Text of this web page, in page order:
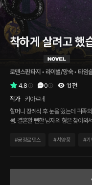
착하게 살려고 했
로맨스판타지 • 라이벌/앙숙 • 타임
4.8
0 1.1천
작가
키아르네
할머니 장례식 후 눈을 떴는데 귀족
몸. 결혼할 뻔한 남자의 형은 찾아와서 돈을 갚으라고 협박하고, 심지어 도움 1도 안 되는
기, 사무실에서 핸드폰 충전하기
이 일어난다면.” 그는 내게 돌아서더니 삐딱하게 서서 가슴 앞으로 팔짱을 꼈다. 화가 난
순간에도 그의 모습은 기가 막히게 멋있었다. “네 앞에 무릎 꿇고 네
#궁정로맨스 #서양풍 #기